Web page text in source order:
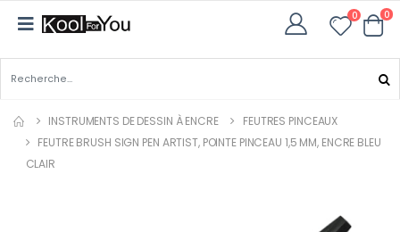
0 0
INSTRUMENTS DE DESSIN À ENCRE
FEUTRES PINCEAUX
FEUTRE BRUSH SIGN PEN ARTIST, POINTE PINCEAU 1,5 MM, ENCRE BLEU
CLAIR